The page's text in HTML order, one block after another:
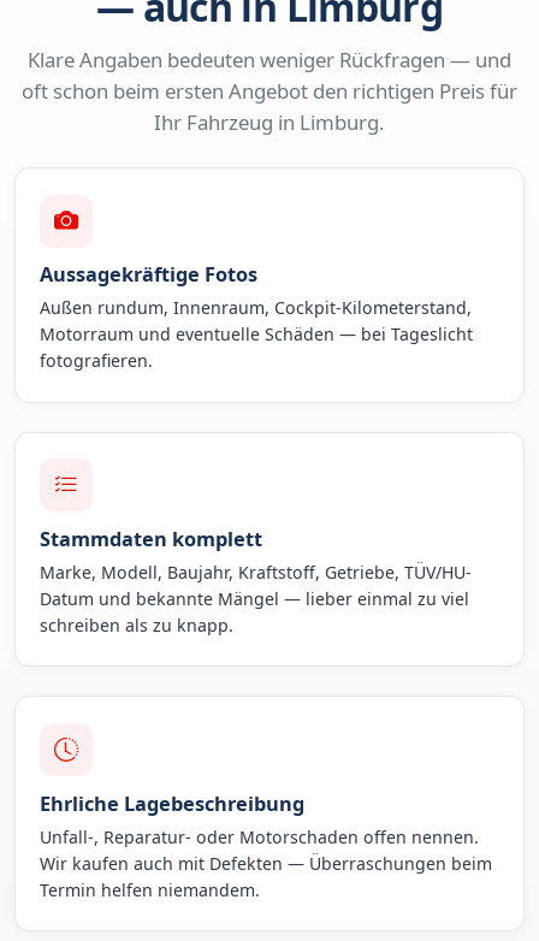
Klare Angaben bedeuten weniger Rückfragen — und
oft schon beim ersten Angebot den richtigen Preis für
Ihr Fahrzeug in Limburg.
Aussagekräftige Fotos
Außen rundum, Innenraum, Cockpit-Kilometerstand,
Motorraum und eventuelle Schäden — bei Tageslicht
fotografieren.
Stammdaten komplett
Marke, Modell, Baujahr, Kraftstoff, Getriebe, TÜV/HU-
Datum und bekannte Mängel — lieber einmal zu viel
schreiben als zu knapp.
Ehrliche Lagebeschreibung
Unfall-, Reparatur- oder Motorschaden offen nennen.
Wir kaufen auch mit Defekten — Überraschungen beim
Termin helfen niemandem.